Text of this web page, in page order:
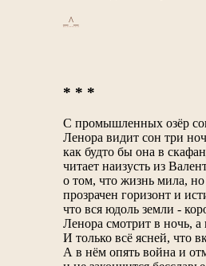
_^_
* * *
С промышленных озёр
Ленора видит сон три
как будто бы она в
читает наизусть из
о том, что жизнь мила,
прозрачен горизонт и
что вся юдоль земли -
Ленора смотрит в ночь, а
И только всё ясней, что
А в нём опять война и